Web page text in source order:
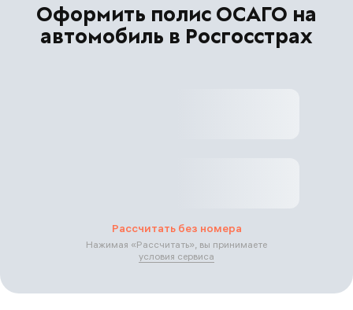
Оформить полис ОСАГО на
автомобиль в Росгосстрах
Рассчитать без номера
Нажимая «Рассчитать», вы принимаете
условия сервиса